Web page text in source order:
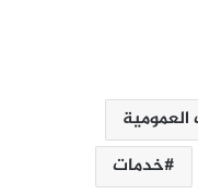
العمومية
خدمات